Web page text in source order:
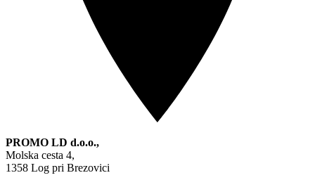
PROMO LD d.o.o.,
Molska cesta 4,
1358 Log pri Brezovici